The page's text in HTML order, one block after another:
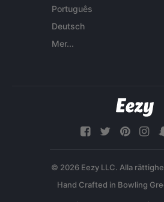
Português
Deutsch
Mer...
© 2026 Eezy LLC. Alla